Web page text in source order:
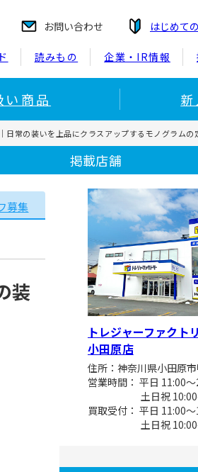
お問い合わせ はじめて
読みもの 企業・IR情報
い商品
常の装いを上品にクラスアップするモノグラムの
募集
装
掲載店舗
トレジャーファクト
小田原店
住所：神奈川県小田原
営業時間： 平日 11:00
土日祝
買取受付： 平日 11:00
土日祝